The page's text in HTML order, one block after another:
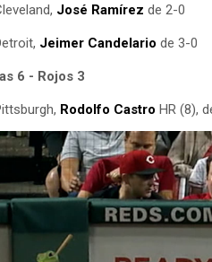
José Ramírez de 2-0
Jeimer Candelario de 3-0
6 - Rojos 3
Rodolfo Castro HR (8),